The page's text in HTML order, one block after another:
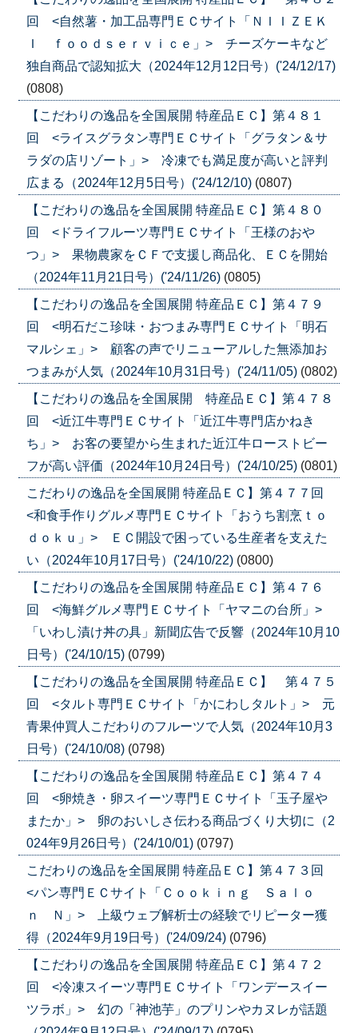
回 <自然薯・加工品専門ＥＣサイト「ＮＩＩＺＥＫ
Ｉ ｆｏｏｄｓｅｒｖｉｃｅ」> チーズケーキなど
独自商品で認知拡大（2024年12月12日号）('24/12/17)
(0808)
【こだわりの逸品を全国展開 特産品ＥＣ】第４８１
回 <ライスグラタン専門ＥＣサイト「グラタン＆サ
ラダの店リゾート」> 冷凍でも満足度が高いと評判
広まる（2024年12月5日号）('24/12/10) (0807)
【こだわりの逸品を全国展開 特産品ＥＣ】第４８０
回 <ドライフルーツ専門ＥＣサイト「王様のおや
つ」> 果物農家をＣＦで支援し商品化、ＥＣを開始
（2024年11月21日号）('24/11/26) (0805)
【こだわりの逸品を全国展開 特産品ＥＣ】第４７９
回 <明石だこ珍味・おつまみ専門ＥＣサイト「明石
マルシェ」> 顧客の声でリニューアルした無添加お
つまみが人気（2024年10月31日号）('24/11/05) (0802)
【こだわりの逸品を全国展開 特産品ＥＣ】第４７８
回 <近江牛専門ＥＣサイト「近江牛専門店かねき
ち」> お客の要望から生まれた近江牛ローストビー
フが高い評価（2024年10月24日号）('24/10/25) (0801)
こだわりの逸品を全国展開 特産品ＥＣ】第４７７回
<和食手作りグルメ専門ＥＣサイト「おうち割烹ｔｏ
ｄｏｋｕ」> ＥＣ開設で困っている生産者を支えた
い（2024年10月17日号）('24/10/22) (0800)
【こだわりの逸品を全国展開 特産品ＥＣ】第４７６
回 <海鮮グルメ専門ＥＣサイト「ヤマニの台所」>
「いわし漬け丼の具」新聞広告で反響（2024年10月10
日号）('24/10/15) (0799)
【こだわりの逸品を全国展開 特産品ＥＣ】 第４７５
回 <タルト専門ＥＣサイト「かにわしタルト」> 元
青果仲買人こだわりのフルーツで人気（2024年10月3
日号）('24/10/08) (0798)
【こだわりの逸品を全国展開 特産品ＥＣ】第４７４
回 <卵焼き・卵スイーツ専門ＥＣサイト「玉子屋や
またか」> 卵のおいしさ伝わる商品づくり大切に（2
024年9月26日号）('24/10/01) (0797)
こだわりの逸品を全国展開 特産品ＥＣ】第４７３回
<パン専門ＥＣサイト「Ｃｏｏｋｉｎｇ Ｓａｌｏ
ｎ Ｎ」> 上級ウェブ解析士の経験でリピーター獲
得（2024年9月19日号）('24/09/24) (0796)
【こだわりの逸品を全国展開 特産品ＥＣ】第４７２
回 <冷凍スイーツ専門ＥＣサイト「ワンデースイー
ツラボ」> 幻の「神池芋」のプリンやカヌレが話題